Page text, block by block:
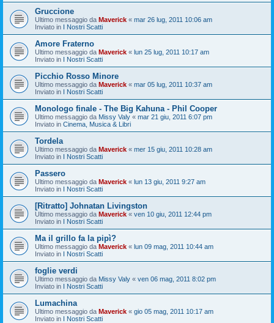
Gruccione
Ultimo messaggio da Maverick « mar 26 lug, 2011 10:06 am
Inviato in I Nostri Scatti
Amore Fraterno
Ultimo messaggio da Maverick « lun 25 lug, 2011 10:17 am
Inviato in I Nostri Scatti
Picchio Rosso Minore
Ultimo messaggio da Maverick « mar 05 lug, 2011 10:37 am
Inviato in I Nostri Scatti
Monologo finale - The Big Kahuna - Phil Cooper
Ultimo messaggio da Missy Valy « mar 21 giu, 2011 6:07 pm
Inviato in Cinema, Musica & Libri
Tordela
Ultimo messaggio da Maverick « mer 15 giu, 2011 10:28 am
Inviato in I Nostri Scatti
Passero
Ultimo messaggio da Maverick « lun 13 giu, 2011 9:27 am
Inviato in I Nostri Scatti
[Ritratto] Johnatan Livingston
Ultimo messaggio da Maverick « ven 10 giu, 2011 12:44 pm
Inviato in I Nostri Scatti
Ma il grillo fa la pipì?
Ultimo messaggio da Maverick « lun 09 mag, 2011 10:44 am
Inviato in I Nostri Scatti
foglie verdi
Ultimo messaggio da Missy Valy « ven 06 mag, 2011 8:02 pm
Inviato in I Nostri Scatti
Lumachina
Ultimo messaggio da Maverick « gio 05 mag, 2011 10:17 am
Inviato in I Nostri Scatti